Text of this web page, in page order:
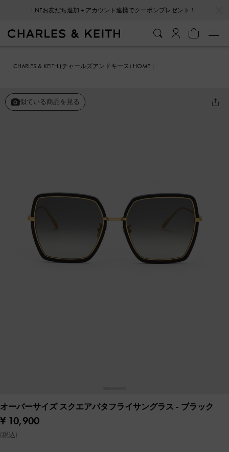
LINEお友だち追加＋アカウント連携でクーポンプレゼント！
CHARLES & KEITH (チャールズアンドキース) HOME
似ている商品を見る
オーバーサイズ スクエアバタフライサングラス - ブラック
¥ 10,900
(税込)